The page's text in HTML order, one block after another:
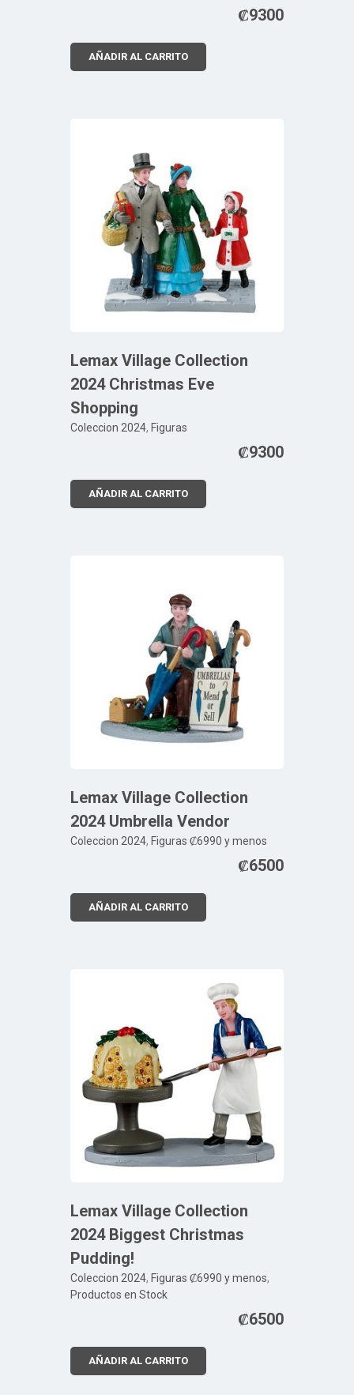
₡9300
AÑADIR AL CARRITO
Lemax Village Collection
2024 Christmas Eve
Shopping
Coleccion 2024, Figuras
₡9300
AÑADIR AL CARRITO
Lemax Village Collection
2024 Umbrella Vendor
Coleccion 2024, Figuras ₡6990 y menos
₡6500
AÑADIR AL CARRITO
Lemax Village Collection
2024 Biggest Christmas
Pudding!
Coleccion 2024, Figuras ₡6990 y menos,
Productos en Stock
₡6500
AÑADIR AL CARRITO